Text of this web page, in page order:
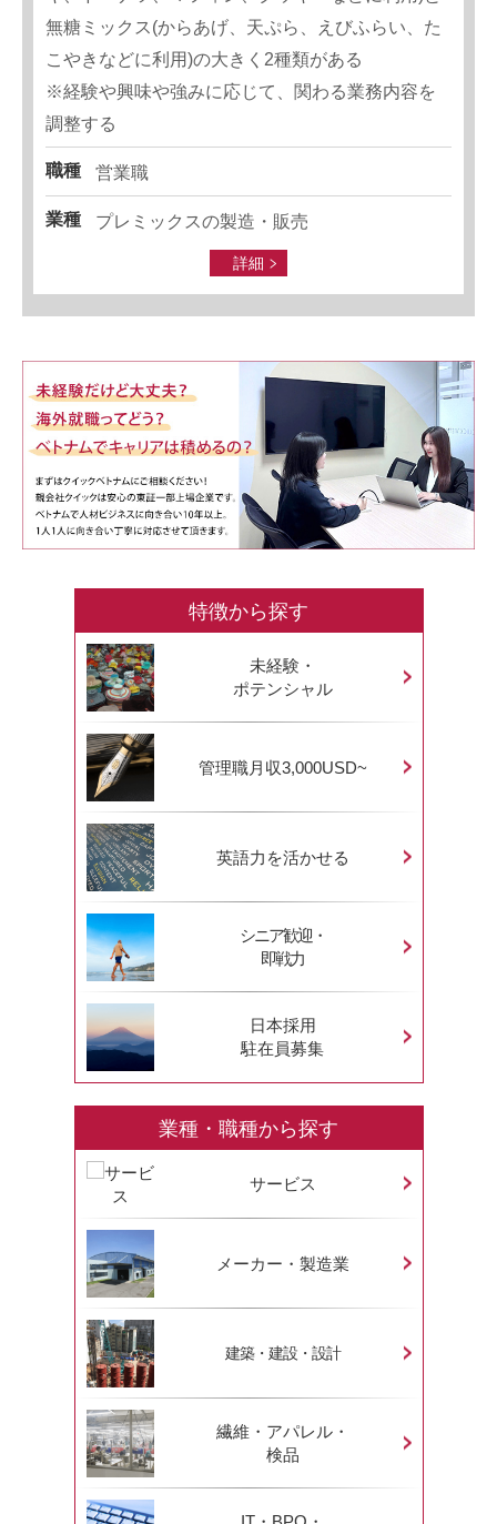
無糖ミックス(からあげ、天ぷら、えびふらい、た
こやきなどに利用)の大きく2種類がある
※経験や興味や強みに応じて、関わる業務内容を
調整する
職種 営業職
業種 プレミックスの製造・販売
詳細
特徴から探す
未経験・
ポテンシャル
管理職月収3,000USD~
英語力を活かせる
シニア歓迎・
即戦力
日本採用
駐在員募集
業種・職種から探す
サービス
メーカー・製造業
建築・建設・設計
繊維・アパレル・
検品